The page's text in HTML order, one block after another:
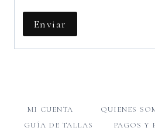
MI CUENTA QUIENES
GUÍA DE TALLAS
PAGOS Y